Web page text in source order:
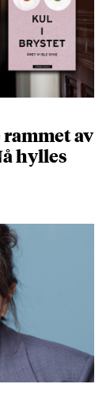
av
hylles